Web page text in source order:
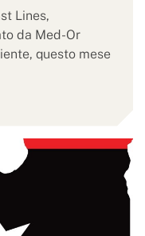
Lines,
da Med-Or
questo mese